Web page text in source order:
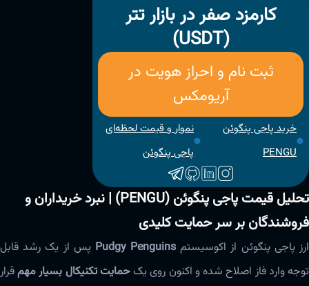
کارمزد صفر در بازار تتر
(USDT)
ثبت نام و احراز هویت در
آریومکس
خرید پاجی پنگوئن‌
PENGU
نموار و قیمت لحظه‌ای
پاجی پنگوئن‌
تحلیل قیمت پاجی پنگوئن (PENGU) | نبرد خریداران و
فروشندگان بر سر حمایت کلیدی
ارز پاجی پنگوئن از اکوسیستم Pudgy Penguins پس از یک رشد قابل
توجه وارد فاز اصلاح شده و اکنون روی یکحمایت تکنیکال بسیار مهمقرار